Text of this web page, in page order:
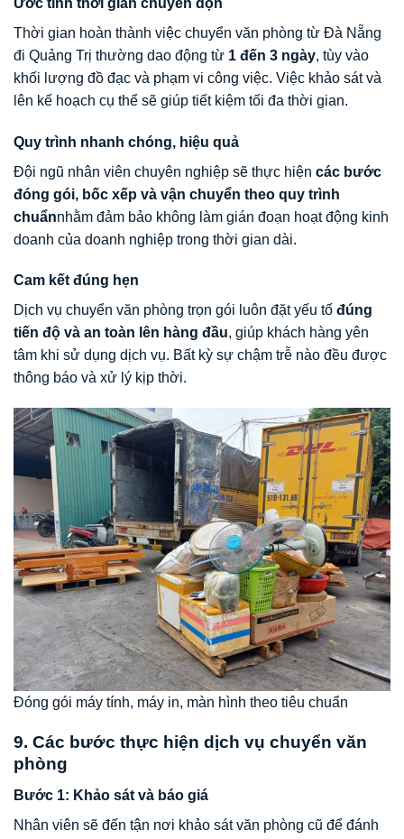
Thời gian hoàn thành việc chuyển văn phòng từ Đà Nẵng
đi Quảng Trị thường dao động từ 1 đến 3 ngày, tùy vào
khối lượng đồ đạc và phạm vi công việc. Việc khảo sát và
lên kế hoạch cụ thể sẽ giúp tiết kiệm tối đa thời gian.
Quy trình nhanh chóng, hiệu quả
Đội ngũ nhân viên chuyên nghiệp sẽ thực hiện các bước
đóng gói, bốc xếp và vận chuyển theo quy trình
chuẩnnhằm đảm bảo không làm gián đoạn hoạt động kinh
doanh của doanh nghiệp trong thời gian dài.
Cam kết đúng hẹn
Dịch vụ chuyển văn phòng trọn gói luôn đặt yếu tố đúng
tiến độ và an toàn lên hàng đầu, giúp khách hàng yên
tâm khi sử dụng dịch vụ. Bất kỳ sự chậm trễ nào đều được
thông báo và xử lý kịp thời.
Đóng gói máy tính, máy in, màn hình theo tiêu chuẩn
9. Các bước thực hiện dịch vụ chuyển văn
phòng
Bước 1: Khảo sát và báo giá
Nhân viên sẽ đến tận nơi khảo sát văn phòng cũ để đánh